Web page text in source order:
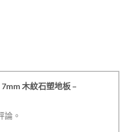
木紋石塑地板 –
論。